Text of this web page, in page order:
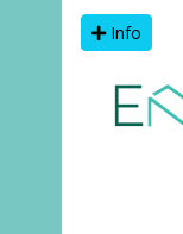
Info